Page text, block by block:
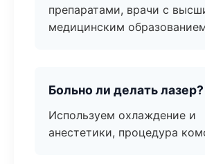
препаратами, врачи с
медицинским
Больно ли делать лазер?
Используем охлаждение и
анестетики, процедура